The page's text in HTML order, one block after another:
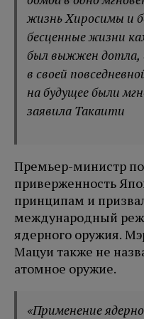
жизнь Хиросимы и
бесценные жизни
был выжжен дотла,
в своей
на будущее были
заявила Такаити
Премьер-министр
приверженность
принципам и
международный
ядерного оружия.
Мацуи также не
атомное оружие.
«Применение